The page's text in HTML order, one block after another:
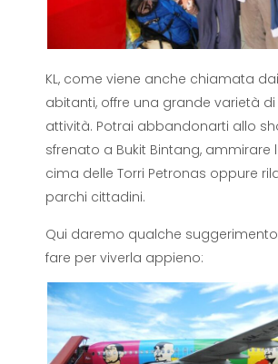
KL, come viene anche chiamata
abitanti, offre una grande varietà
attività. Potrai abbandonarti allo
sfrenato a Bukit Bintang, ammirare
cima delle Torri Petronas oppure
parchi cittadini.
Qui daremo qualche
fare per viverla appieno: